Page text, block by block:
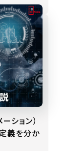
ション）
義を分か